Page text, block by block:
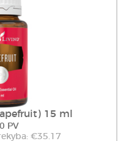
15 ml
PV
€35.17